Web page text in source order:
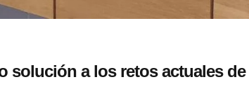
solución a los retos actuales